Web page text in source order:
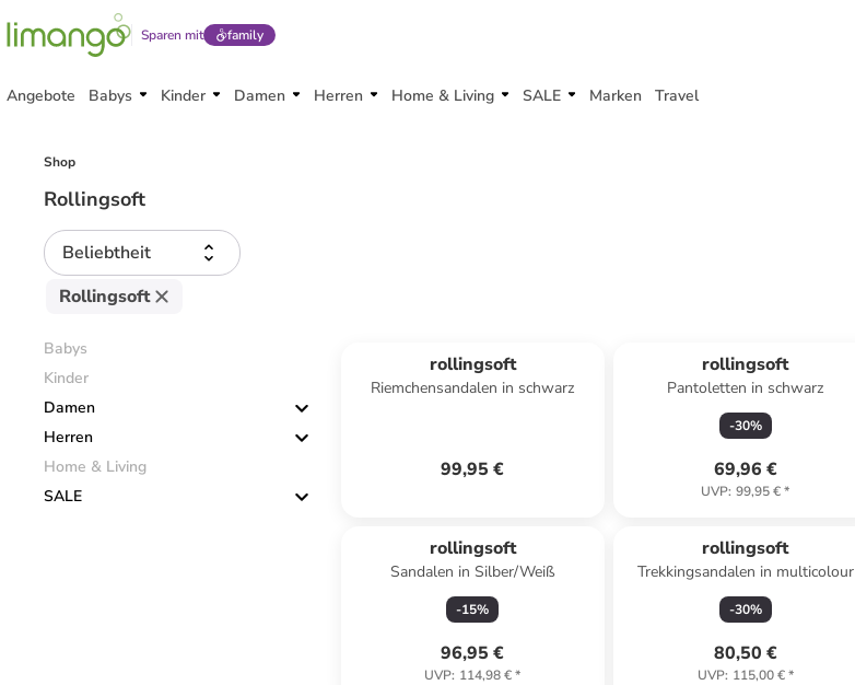
Sparen mit family
Angebote Babys Kinder Damen Herren Home & Living SALE Marken Travel
Shop
Rollingsoft
Beliebtheit
Rollingsoft
Babys
Kinder
Damen
Herren
Home & Living
SALE
rollingsoft
Riemchensandalen in schwarz
99,95 €
rollingsoft
Pantoletten in schwarz
-30%
69,96 €
UVP: 99,95 €*
rollingsoft
Sandalen in Silber/Weiß
-15%
96,95 €
UVP: 114,98 €*
rollingsoft
Trekkingsandalen in multicolour
-30%
80,50 €
UVP: 115,00 €*